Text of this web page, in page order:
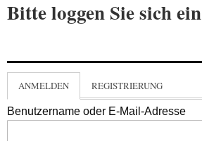
Bitte loggen Sie sich ein
ANMELDEN REGISTRIERUNG
Benutzername oder E-Mail-Adresse